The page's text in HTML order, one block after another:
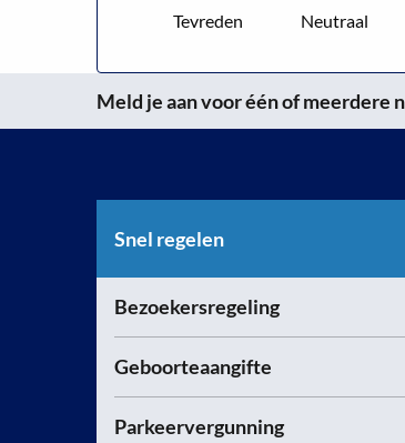
Tevreden Neutraal
Meld je aan voor één of meerdere
Snel regelen
Bezoekersregeling
Geboorteaangifte
Parkeervergunning